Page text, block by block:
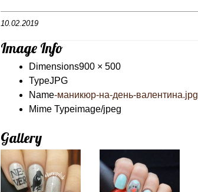
10.02.2019
Image Info
Dimensions900 × 500
TypeJPG
Name-маникюр-на-день-валентина.jpg
Mime Typeimage/jpeg
Gallery